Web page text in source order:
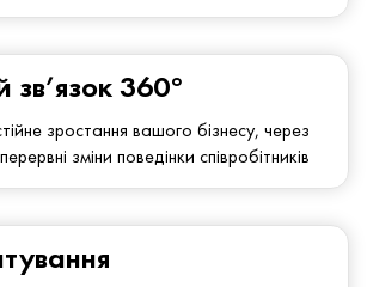
зв’язок 360°
зростання вашого бізнесу, через
зміни поведінки співробітників